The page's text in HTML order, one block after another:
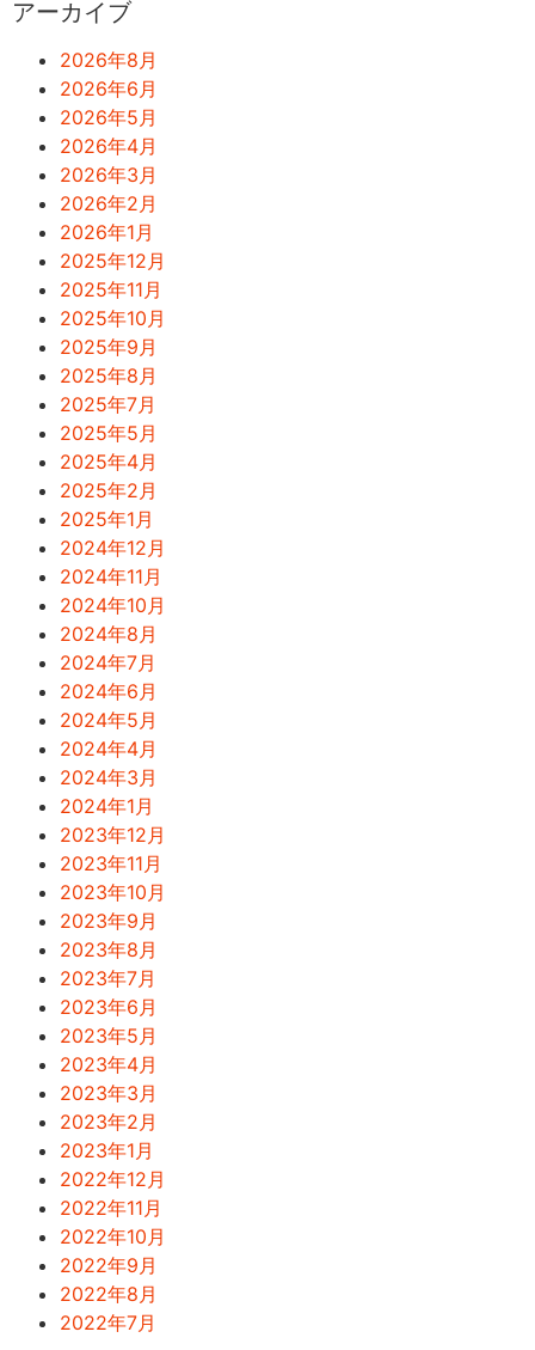
アーカイブ
2026年8月
2026年6月
2026年5月
2026年4月
2026年3月
2026年2月
2026年1月
2025年12月
2025年11月
2025年10月
2025年9月
2025年8月
2025年7月
2025年5月
2025年4月
2025年2月
2025年1月
2024年12月
2024年11月
2024年10月
2024年8月
2024年7月
2024年6月
2024年5月
2024年4月
2024年3月
2024年1月
2023年12月
2023年11月
2023年10月
2023年9月
2023年8月
2023年7月
2023年6月
2023年5月
2023年4月
2023年3月
2023年2月
2023年1月
2022年12月
2022年11月
2022年10月
2022年9月
2022年8月
2022年7月